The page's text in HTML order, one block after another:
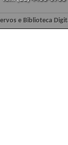
e Biblioteca